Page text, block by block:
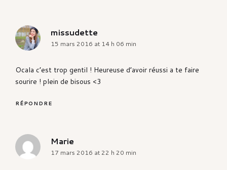
missudette
15 mars 2016 at 14 h 06 min
Ocala c’est trop gentil ! Heureuse d’avoir réussi a te faire
sourire ! plein de bisous <3
RÉPONDRE
Marie
17 mars 2016 at 22 h 20 min